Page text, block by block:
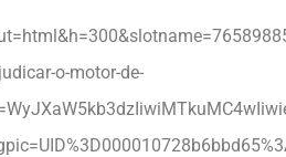
o-motor-de-